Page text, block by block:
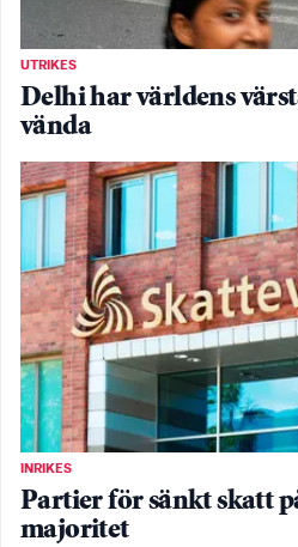
UTRIKES
Delhi har världens
vända
INRIKES
Partier för sänkt skatt
majoritet